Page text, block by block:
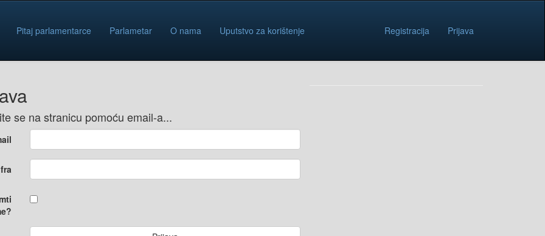
Pitaj parlamentarce Parlametar O nama Uputstvo za korištenje Registracija Prijava
se na stranicu pomoću email-a...